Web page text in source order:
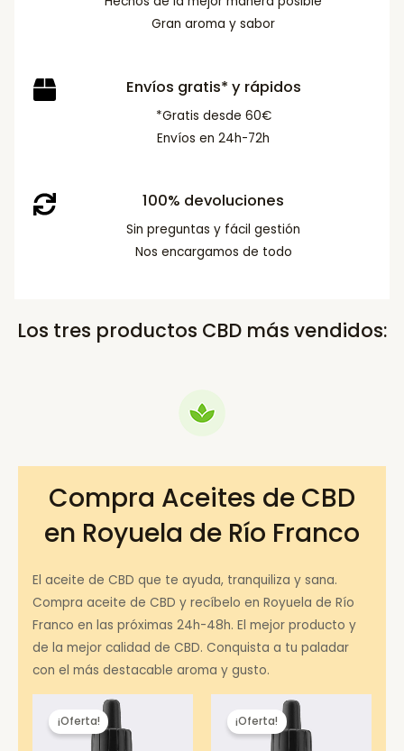
Gran aroma y sabor
Envíos gratis* y rápidos
*Gratis desde 60€
Envíos en 24h-72h
100% devoluciones
Sin preguntas y fácil gestión
Nos encargamos de todo
Los tres productos CBD más vendidos:
Compra Aceites de CBD
en Royuela de Río Franco
El aceite de CBD que te ayuda, tranquiliza y sana.
Compra aceite de CBD y recíbelo en Royuela de Río
Franco en las próximas 24h-48h. El mejor producto y
de la mejor calidad de CBD. Conquista a tu paladar
con el más destacable aroma y gusto.
¡Oferta! ¡Oferta!